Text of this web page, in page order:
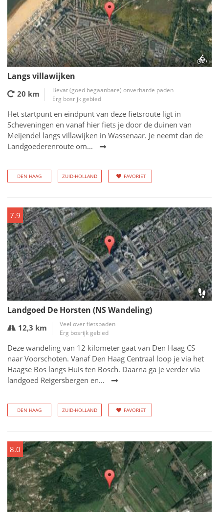
Langs villawijken
20 km
Bevat (goed begaanbare) onverharde paden
Erg bosrijk gebied
Het startpunt en eindpunt van deze fietsroute ligt in
Scheveningen en vanaf hier fiets je door de duinen van
Meijendel langs villawijken in Wassenaar. Je neemt dan de
Landgoederenroute om...
DEN HAAG ZUID-HOLLAND FAVORIET
7.9
Landgoed De Horsten (NS Wandeling)
12,3 km
Veel over fietspaden
Erg bosrijk gebied
Deze wandeling van 12 kilometer gaat van Den Haag CS
naar Voorschoten. Vanaf Den Haag Centraal loop je via het
Haagse Bos langs Huis ten Bosch. Daarna ga je verder via
landgoed Reigersbergen en...
DEN HAAG ZUID-HOLLAND FAVORIET
8.0